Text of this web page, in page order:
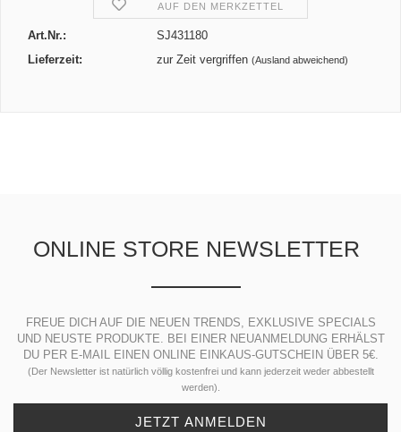
AUF DEN MERKZETTEL
Art.Nr.:
SJ431180
Lieferzeit:
zur Zeit vergriffen (Ausland abweichend)
ONLINE STORE NEWSLETTER
FREUE DICH AUF DIE NEUEN TRENDS, EXKLUSIVE SPECIALS
UND NEUSTE PRODUKTE. BEI EINER NEUANMELDUNG ERHÄLST
DU PER E-MAIL EINEN ONLINE EINKAUS-GUTSCHEIN ÜBER 5€.
(Der Newsletter ist natürlich völlig kostenfrei und kann jederzeit weder abbestellt
werden).